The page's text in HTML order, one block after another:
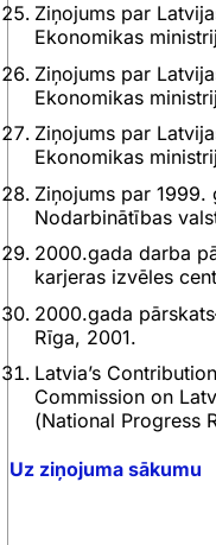
Ziņojums par
Ekonomikas
Ziņojums par
Ekonomikas
Ziņojums par
Ekonomikas
Ziņojums par 1999.
Nodarbinātības
2000.gada darba
karjeras izvēles
2000.gada
Rīga, 2001.
Latvia’s
Commission on
(National Progress
Uz ziņojuma sākumu